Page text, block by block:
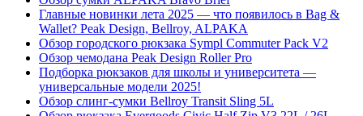
Главные новинки лета 2025 — что появилось в Bag &
Wallet? Peak Design, Bellroy, ALPAKA
Обзор городского рюкзака Sympl Commuter Pack V2
Обзор чемодана Peak Design Roller Pro
Подборка рюкзаков для школы и университета —
универсальные модели 2025!
Обзор слинг-сумки Bellroy Transit Sling 5L